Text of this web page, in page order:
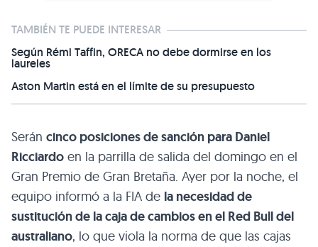
TAMBIÉN TE PUEDE INTERESAR
Según Rémi Taffin, ORECA no debe dormirse en los
laureles
Aston Martin está en el límite de su presupuesto
Serán cinco posiciones de sanción para Daniel
Ricciardo en la parrilla de salida del domingo en el
Gran Premio de Gran Bretaña. Ayer por la noche, el
equipo informó a la FIA de la necesidad de
sustitución de la caja de cambios en el Red Bull del
australiano, lo que viola la norma de que las cajas